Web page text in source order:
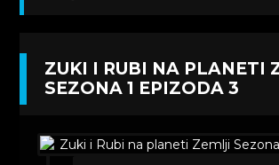
Srpski)»Kratkometrazni crtani filmovi
ZUKI I RUBI NA PLANETI
SEZONA 1 EPIZODA 3